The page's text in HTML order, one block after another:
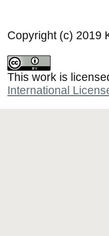
Copyright (c) 2019
This work is
International